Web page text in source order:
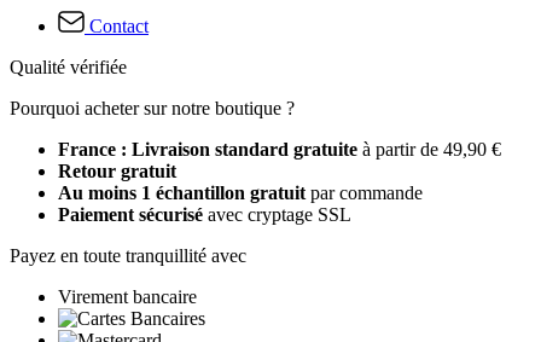
Contact
Qualité vérifiée
Pourquoi acheter sur notre boutique ?
France : Livraison standard gratuite à partir de 49,90 €
Retour gratuit
Au moins 1 échantillon gratuit par commande
Paiement sécurisé avec cryptage SSL
Payez en toute tranquillité avec
Virement bancaire